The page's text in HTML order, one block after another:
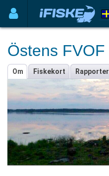
Östens FVOF
Om Fiskekort Rapporter